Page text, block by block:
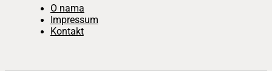
O nama
Impressum
Kontakt